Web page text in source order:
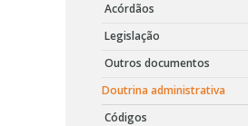
Acórdãos
Legislação
Outros documentos
Doutrina administrativa
Códigos